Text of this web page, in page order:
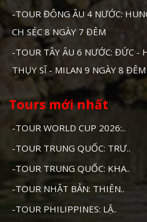
-TOUR ĐÔNG ÂU 4 NƯỚC:
CH SÉC 8 NGÀY 7 ĐÊM
-TOUR TÂY ÂU 6 NƯỚC: ĐỨC -
THỤY SĨ - MILAN 9 NGÀY 8 ĐÊM
Tours mới nhất
-TOUR WORLD CUP 2026:..
-TOUR TRUNG QUỐC: TRƯ..
-TOUR TRUNG QUỐC: KHA..
-TOUR NHẬT BẢN: THIÊN..
-TOUR PHILIPPINES: LẶ..